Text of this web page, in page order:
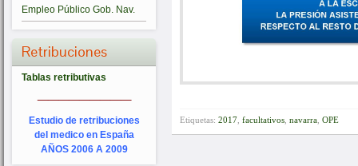
Empleo Público Gob. Nav.
Retribuciones
Tablas retributivas
Estudio de retribuciones
del medico en España
AÑOS 2006 A 2009
Etiquetas: 2017, facultativos, navarra, OPE